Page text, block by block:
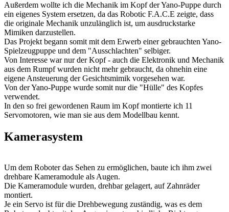
Außerdem wollte ich die Mechanik im Kopf der Yano-Puppe durch
ein eigenes System ersetzen, da das Robotic F.A.C.E zeigte, dass
die originale Mechanik unzulänglich ist, um ausdruckstarke
Mimiken darzustellen.
Das Projekt begann somit mit dem Erwerb einer gebrauchten Yano-
Spielzeugpuppe und dem "Ausschlachten" selbiger.
Von Interesse war nur der Kopf - auch die Elektronik und Mechanik
aus dem Rumpf wurden nicht mehr gebraucht, da ohnehin eine
eigene Ansteuerung der Gesichtsmimik vorgesehen war.
Von der Yano-Puppe wurde somit nur die "Hülle" des Kopfes
verwendet.
In den so frei gewordenen Raum im Kopf montierte ich 11
Servomotoren, wie man sie aus dem Modellbau kennt.
Kamerasystem
Um dem Roboter das Sehen zu ermöglichen, baute ich ihm zwei
drehbare Kameramodule als Augen.
Die Kameramodule wurden, drehbar gelagert, auf Zahnräder
montiert.
Je ein Servo ist für die Drehbewegung zuständig, was es dem